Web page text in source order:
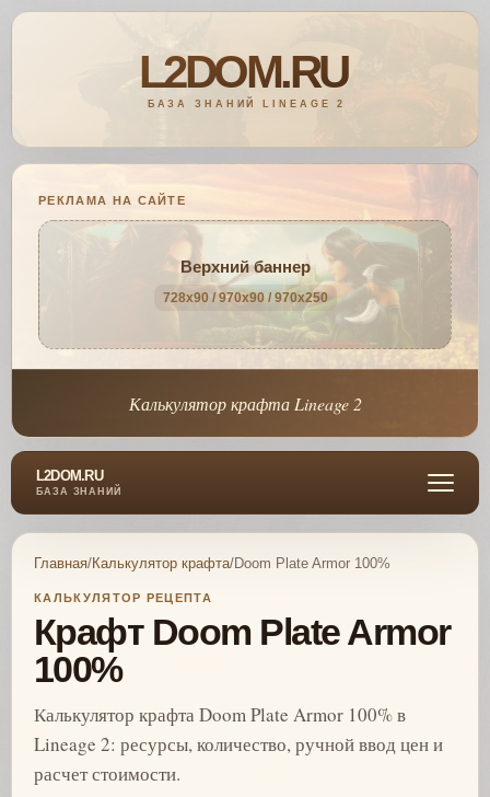
РЕКЛАМА НА САЙТЕ
Верхний баннер
728x90 / 970x90 / 970x250
Калькулятор крафта Lineage 2
L2DOM.RU
БАЗА ЗНАНИЙ
Главная/Калькулятор крафта/Doom Plate Armor 100%
КАЛЬКУЛЯТОР РЕЦЕПТА
Крафт Doom Plate Armor
100%
Калькулятор крафта Doom Plate Armor 100% в
Lineage 2: ресурсы, количество, ручной ввод цен и
расчет стоимости.